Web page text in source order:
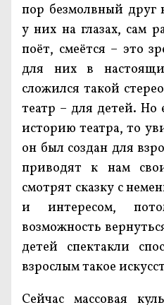
пор безмолвный друг
у них на глазах, сам
поёт, смеётся – это
для них в
сложился такой
театр – для детей.
историю театра, то
он был создан для
приводят к нам
смотрят сказку с
и интересом,
возможность
детей спектакли
взрослым такое
Сейчас массовая